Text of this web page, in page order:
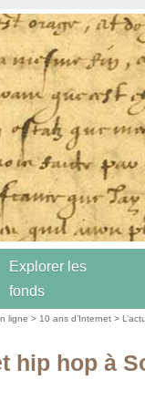
Explorer les
fonds
ligne > 10 ans d’Internet >
hip hop à